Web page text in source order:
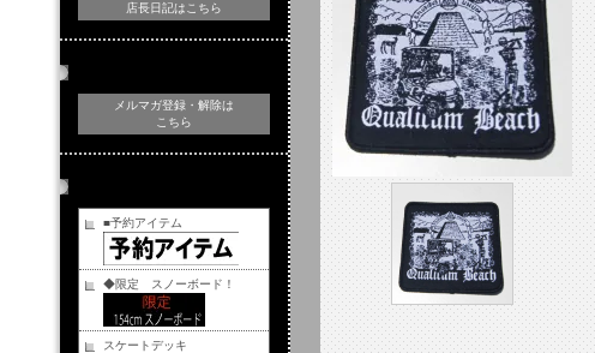
店長日記はこちら
メルマガ登録・解除は
こちら
■予約アイテム
◆限定 スノーボード！
スケートデッキ